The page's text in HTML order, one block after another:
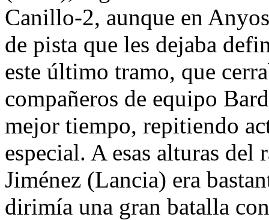
Canillo-2, aunque en
de pista que les dejaba
este último tramo, que
compañeros de equipo
mejor tiempo, repitiendo
especial. A esas alturas
Jiménez (Lancia) era
dirimía una gran batalla